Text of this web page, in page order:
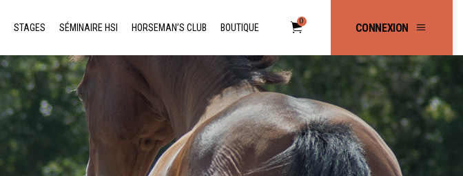
STAGES SÉMINAIRE HSI HORSEMAN’S CLUB BOUTIQUE
0
No products in the cart.
CONNEXION